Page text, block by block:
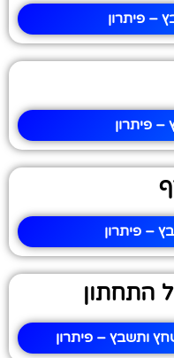
– פיתרון
פיתרון
– פיתרון
התחתון
ותשבץ – פיתרון